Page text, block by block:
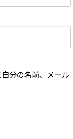
分の名前、メール